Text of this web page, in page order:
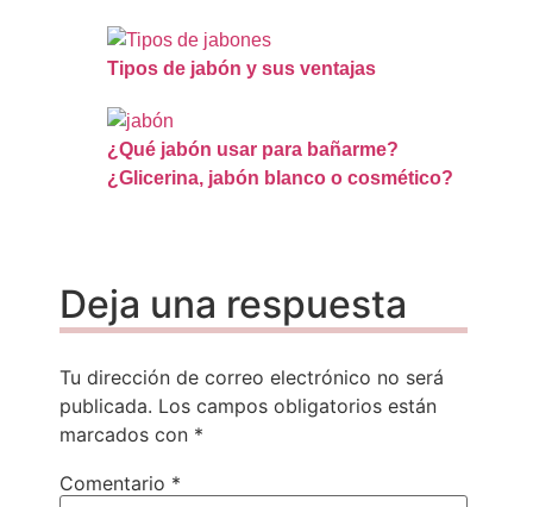
Tipos de jabón y sus ventajas
¿Qué jabón usar para bañarme?
¿Glicerina, jabón blanco o cosmético?
Deja una respuesta
Tu dirección de correo electrónico no será
publicada. Los campos obligatorios están
marcados con *
Comentario *